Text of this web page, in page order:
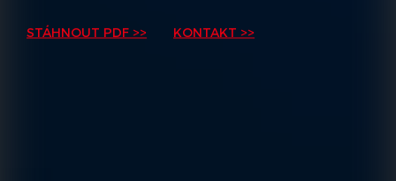
STÁHNOUT PDF >> KONTAKT >>